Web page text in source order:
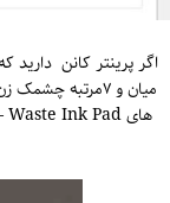
اگر پرینتر کانن
میان و ۷مرتبه